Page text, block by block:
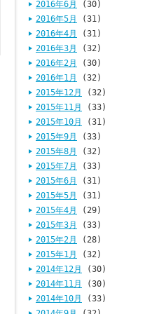
2016年6月
(30)
2016年5月
(31)
2016年4月
(31)
2016年3月
(32)
2016年2月
(30)
2016年1月
(32)
2015年12月
(32)
2015年11月
(33)
2015年10月
(31)
2015年9月
(33)
2015年8月
(32)
2015年7月
(33)
2015年6月
(31)
2015年5月
(31)
2015年4月
(29)
2015年3月
(33)
2015年2月
(28)
2015年1月
(32)
2014年12月
(30)
2014年11月
(30)
2014年10月
(33)